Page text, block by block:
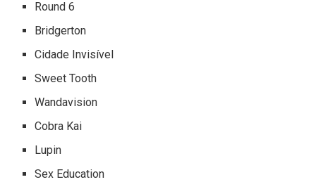
Round 6
Bridgerton
Cidade Invisível
Sweet Tooth
Wandavision
Cobra Kai
Lupin
Sex Education